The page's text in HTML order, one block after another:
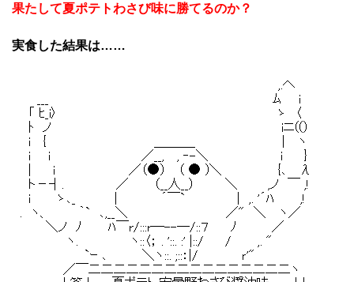
果たして夏ポテトわさび味に勝てるのか？
実食した結果は……